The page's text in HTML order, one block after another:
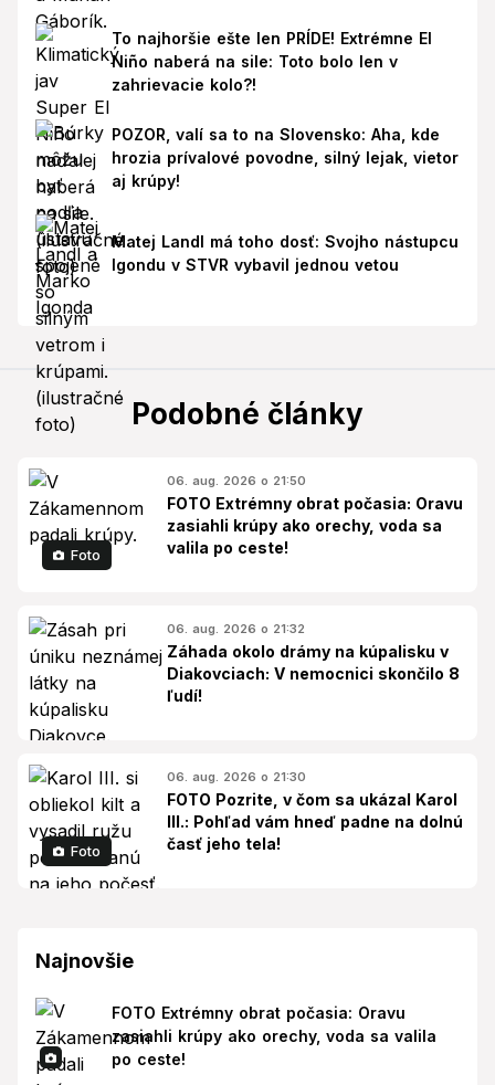
To najhoršie ešte len PRÍDE! Extrémne El
Niño naberá na sile: Toto bolo len v
zahrievacie kolo?!
POZOR, valí sa to na Slovensko: Aha, kde
hrozia prívalové povodne, silný lejak, vietor
aj krúpy!
Matej Landl má toho dosť: Svojho nástupcu
Igondu v STVR vybavil jednou vetou
Podobné články
Foto
06. aug. 2026 o 21:50
FOTO Extrémny obrat počasia: Oravu
zasiahli krúpy ako orechy, voda sa
valila po ceste!
06. aug. 2026 o 21:32
Záhada okolo drámy na kúpalisku v
Diakovciach: V nemocnici skončilo 8
ľudí!
Foto
06. aug. 2026 o 21:30
FOTO Pozrite, v čom sa ukázal Karol
III.: Pohľad vám hneď padne na dolnú
časť jeho tela!
Najnovšie
FOTO Extrémny obrat počasia: Oravu
zasiahli krúpy ako orechy, voda sa valila
po ceste!